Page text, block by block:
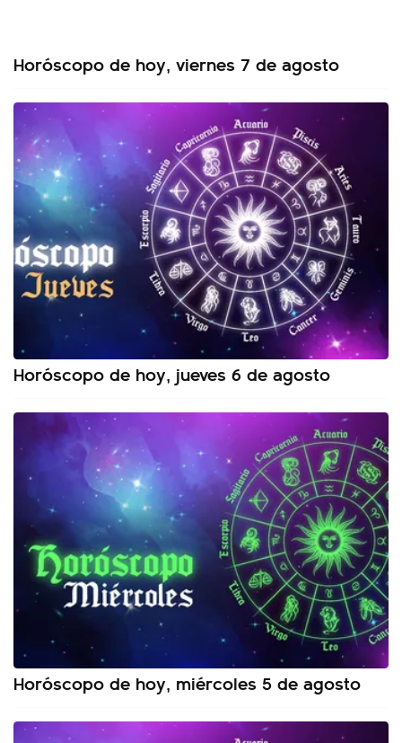
Horóscopo de hoy, viernes 7 de agosto
Horóscopo de hoy, jueves 6 de agosto
Horóscopo de hoy, miércoles 5 de agosto